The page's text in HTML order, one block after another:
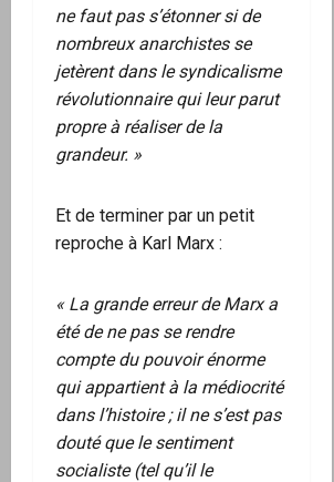
ne faut pas s’étonner si de
nombreux anarchistes se
jetèrent dans le syndicalisme
révolutionnaire qui leur parut
propre à réaliser de la
grandeur. »
Et de terminer par un petit
reproche à Karl Marx :
« La grande erreur de Marx a
été de ne pas se rendre
compte du pouvoir énorme
qui appartient à la médiocrité
dans l’histoire ; il ne s’est pas
douté que le sentiment
socialiste (tel qu’il le